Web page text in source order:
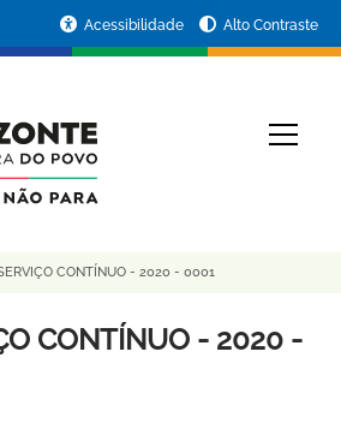
Acessibilidade Alto Contraste
CONTÍNUO - 2020 - 0001
CONTÍNUO - 2020 -